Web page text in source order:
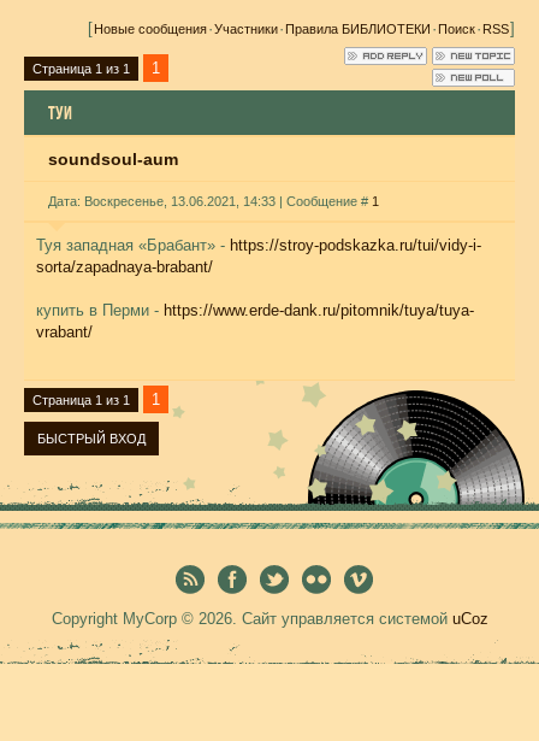
[Новые сообщения·Участники·Правила БИБЛИОТЕКИ·Поиск·RSS]
Страница 1 из 1 1
ТУИ
soundsoul-aum
Дата: Воскресенье, 13.06.2021, 14:33 | Сообщение # 1
Туя западная «Брабант» - https://stroy-podskazka.ru/tui/vidy-i-
sorta/zapadnaya-brabant/
купить в Перми - https://www.erde-dank.ru/pitomnik/tuya/tuya-
vrabant/
Страница 1 из 1 1
Copyright MyCorp © 2026. Сайт управляется системой uCoz